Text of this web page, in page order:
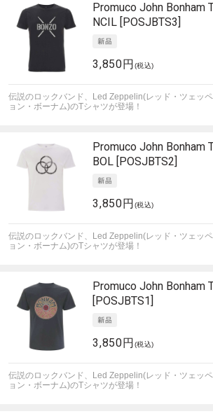
Promuco John Bonham
NCIL [POSJBTS3]
3,850円 (税込)
伝説のロックバンド、Led Zeppelin(レッド・ツェッ
ョン・ボーナム)のTシャツが登場！
Promuco John Bonham
BOL [POSJBTS2]
3,850円 (税込)
伝説のロックバンド、Led Zeppelin(レッド・ツェッ
ョン・ボーナム)のTシャツが登場！
Promuco John Bonham
[POSJBTS1]
3,850円 (税込)
伝説のロックバンド、Led Zeppelin(レッド・ツェッ
ョン・ボーナム)のTシャツが登場！